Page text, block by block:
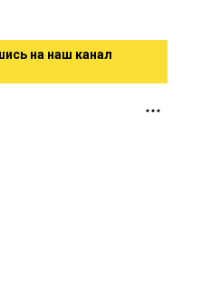
на наш канал